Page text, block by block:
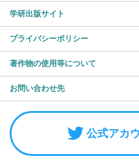
学研出版サイト
プライバシーポリシー
著作物の使用等について
お問い合わせ先
公式アカ